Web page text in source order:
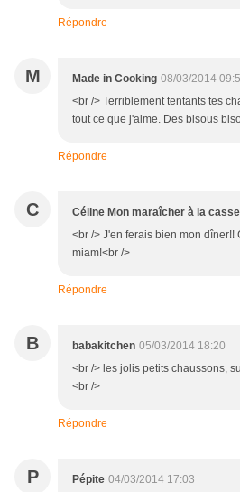
Répondre
M Made in Cooking 08/03/2014
<br /> Terriblement tentants tes
tout ce que j'aime. Des bisous
Répondre
C Céline Mon maraîcher à la
<br /> J'en ferais bien mon dîner!!
miam!<br />
Répondre
B babakitchen 05/03/2014 18:20
<br /> les jolis petits chaussons,
<br />
Répondre
P Pépite 04/03/2014 17:03